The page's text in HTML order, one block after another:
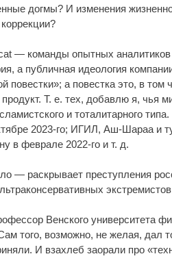
догмы? И изменения
— команды опытных
а публичная идеология
повестки»; а повестка это, в
Т. е. тех, добавлю я, чья
и тоталитарного
2023-го; ИГИЛ, Аш-Шараа и
в феврале 2022-го и т. д.
— раскрывает преступления
Венского университета
того, возможно, не желая, дал
И взахлеб заорали про